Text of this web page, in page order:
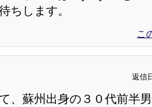
ちします。
こ
返信
、蘇州出身の３０代前半